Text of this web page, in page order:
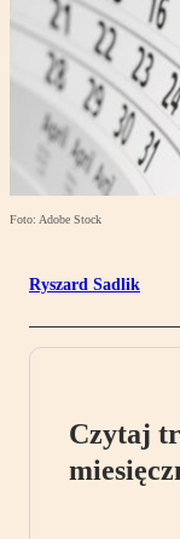
Foto: Adobe Stock
Ryszard Sadlik
Czytaj